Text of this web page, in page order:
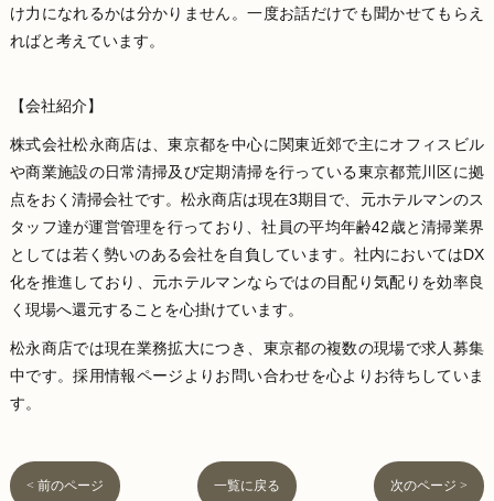
け力になれるかは分かりません。一度お話だけでも聞かせてもらえ
ればと考えています。
【会社紹介】
株式会社松永商店は、東京都を中心に関東近郊で主にオフィスビル
や商業施設の日常清掃及び定期清掃を行っている東京都荒川区に拠
点をおく清掃会社です。松永商店は現在3期目で、元ホテルマンのス
タッフ達が運営管理を行っており、社員の平均年齢42歳と清掃業界
としては若く勢いのある会社を自負しています。社内においてはDX
化を推進しており、元ホテルマンならではの目配り気配りを効率良
く現場へ還元することを心掛けています。
松永商店では現在業務拡大につき、東京都の複数の現場で求人募集
中です。採用情報ページよりお問い合わせを心よりお待ちしていま
す。
< 前のページ 一覧に戻る 次のページ >